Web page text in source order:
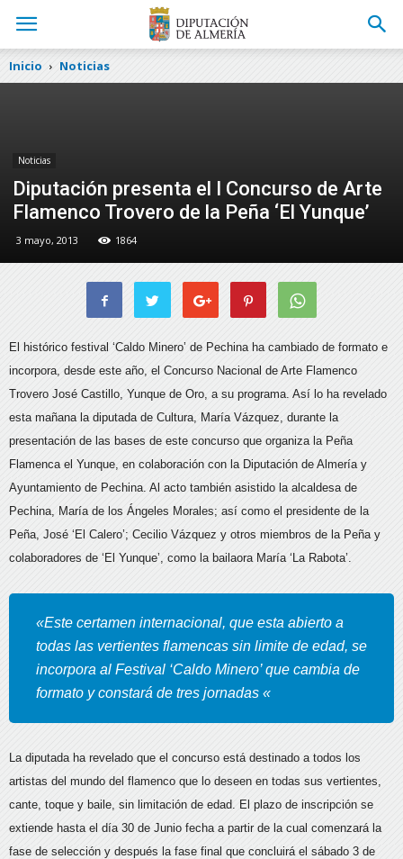
Inicio Noticias
Noticias
Diputación presenta el I Concurso de Arte
Flamenco Trovero de la Peña ‘El Yunque’
3 mayo, 2013 1864
El histórico festival ‘Caldo Minero’ de Pechina ha cambiado de formato e
incorpora, desde este año, el Concurso Nacional de Arte Flamenco
Trovero José Castillo, Yunque de Oro, a su programa. Así lo ha revelado
esta mañana la diputada de Cultura, María Vázquez, durante la
presentación de las bases de este concurso que organiza la Peña
Flamenca el Yunque, en colaboración con la Diputación de Almería y
Ayuntamiento de Pechina. Al acto también asistido la alcaldesa de
Pechina, María de los Ángeles Morales; así como el presidente de la
Peña, José ‘El Calero’; Cecilio Vázquez y otros miembros de la Peña y
colaboradores de ‘El Yunque’, como la bailaora María ‘La Rabota’.
«Este certamen internacional, que esta abierto a
todas las vertientes flamencas sin limite de edad, se
incorpora al Festival ‘Caldo Minero’ que cambia de
formato y constará de tres jornadas «
La diputada ha revelado que el concurso está destinado a todos los
artistas del mundo del flamenco que lo deseen en todas sus vertientes,
cante, toque y baile, sin limitación de edad. El plazo de inscripción se
extiende hasta el día 30 de Junio fecha a partir de la cual comenzará la
fase de selección y después la fase final que concluirá el sábado 3 de